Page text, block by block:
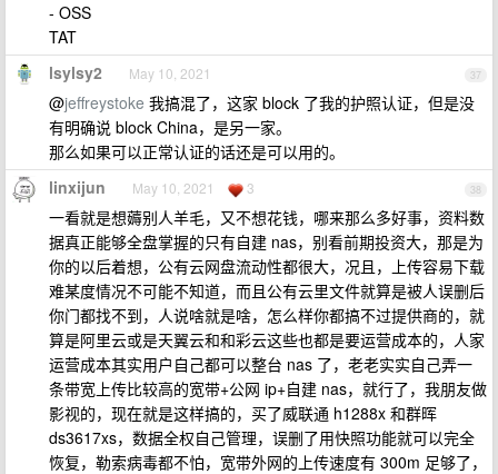
- OSS
TAT
37
lsylsy2 May 10, 2021
@jeffreystoke 我搞混了，这家 block 了我的护照认证，但是没
有明确说 block China，是另一家。
那么如果可以正常认证的话还是可以用的。
38
linxijun May 10, 2021 3
一看就是想薅别人羊毛，又不想花钱，哪来那么多好事，资料数
据真正能够全盘掌握的只有自建 nas，别看前期投资大，那是为
你的以后着想，公有云网盘流动性都很大，况且，上传容易下载
难某度情况不可能不知道，而且公有云里文件就算是被人误删后
你门都找不到，人说啥就是啥，怎么样你都搞不过提供商的，就
算是阿里云或是天翼云和和彩云这些也都是要运营成本的，人家
运营成本其实用户自己都可以整台 nas 了，老老实实自己弄一
条带宽上传比较高的宽带+公网 ip+自建 nas，就行了，我朋友做
影视的，现在就是这样搞的，买了威联通 h1288x 和群晖
ds3617xs，数据全权自己管理，误删了用快照功能就可以完全
恢复，勒索病毒都不怕，宽带外网的上传速度有 300m 足够了，